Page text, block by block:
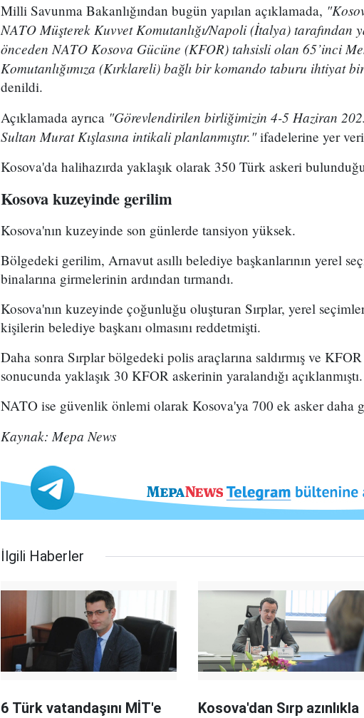
Milli Savunma Bakanlığından bugün yapılan açıklamada,
NATO Müşterek Kuvvet Komutanlığı/Napoli (İtalya) tarafından
önceden NATO Kosova Gücüne (KFOR) tahsisli olan 65’inci
Komutanlığımıza (Kırklareli) bağlı bir komando taburu ihtiyat
denildi.
Açıklamada ayrıca "Görevlendirilen birliğimizin 4-5 Haziran
Sultan Murat Kışlasına intikali planlanmıştır."ifadelerine yer
Kosova'da halihazırda yaklaşık olarak 350 Türk askeri
Kosova kuzeyinde gerilim
Kosova'nın kuzeyinde son günlerde tansiyon yüksek.
Bölgedeki gerilim, Arnavut asıllı belediye başkanlarının yerel
binalarına girmelerinin ardından tırmandı.
Kosova'nın kuzeyinde çoğunluğu oluşturan Sırplar, yerel
kişilerin belediye başkanı olmasını reddetmişti.
Daha sonra Sırplar bölgedeki polis araçlarına saldırmış ve
sonucunda yaklaşık 30 KFOR askerinin yaralandığı açıklanmıştı.
NATO ise güvenlik önlemi olarak Kosova'ya 700 ek asker daha
Kaynak: Mepa News
İlgili Haberler
6 Türk vatandaşını MİT'e
Kosova'dan Sırp azınlıkla